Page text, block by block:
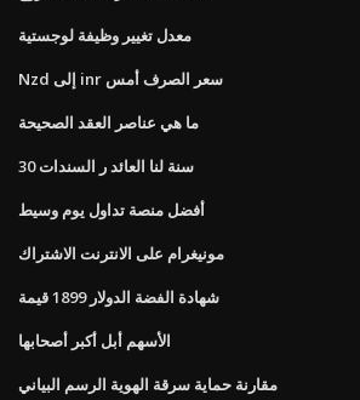
معدل تغيير وظيفة لوجستية
Nzd إلى inr سعر الصرف أمس
ما هي عناصر العقد الصحيحة
30 سنة لنا العائد ر السندات
أفضل منصة تداول يوم وسيط
مونيغرام على الانترنت الاشتراك
شهادة الفضة الدولار 1899 قيمة
الأسهم أبل أكبر أصحابها
مقارنة حماية سرقة الهوية الرسم البياني